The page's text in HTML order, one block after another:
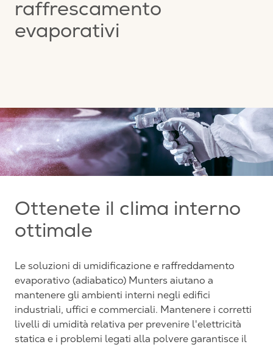
raffrescamento
evaporativi
Ottenete il clima interno
ottimale
Le soluzioni di umidificazione e raffreddamento
evaporativo (adiabatico) Munters aiutano a
mantenere gli ambienti interni negli edifici
industriali, uffici e commerciali. Mantenere i corretti
livelli di umidità relativa per prevenire l'elettricità
statica e i problemi legati alla polvere garantisce il